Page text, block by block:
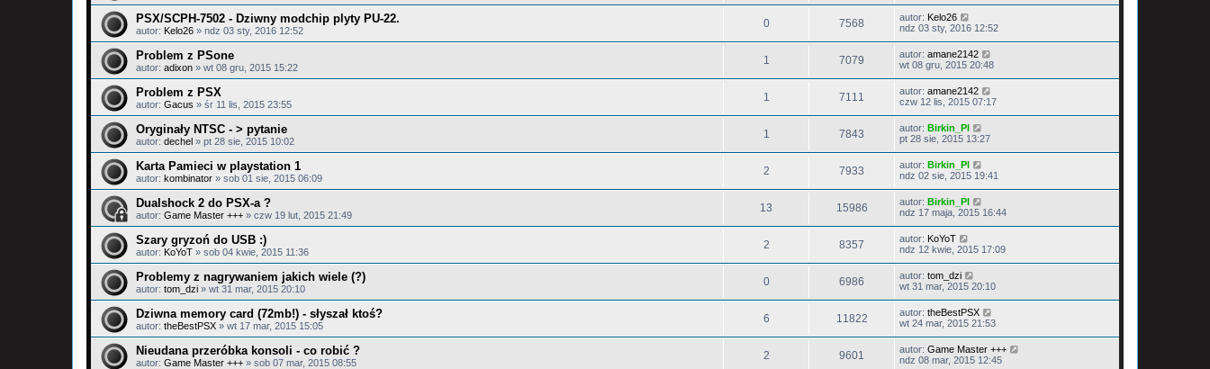
PSX/SCPH-7502 - Dziwny modchip plyty PU-22.
autor: Kelo26 » ndz 03 sty, 2016 12:52
0 7568 autor: Kelo26
ndz 03 sty, 2016 12:52
Problem z PSone
autor: adixon » wt 08 gru, 2015 15:22
1 7079 autor: amane2142
wt 08 gru, 2015 20:48
Problem z PSX
autor: Gacus » śr 11 lis, 2015 23:55
1 7111 autor: amane2142
czw 12 lis, 2015 07:17
Oryginały NTSC - > pytanie
autor: dechel » pt 28 sie, 2015 10:02
1 7843 autor: Birkin_Pl
pt 28 sie, 2015 13:27
Karta Pamieci w playstation 1
autor: kombinator » sob 01 sie, 2015 06:09
2 7933 autor: Birkin_Pl
ndz 02 sie, 2015 19:41
Dualshock 2 do PSX-a ?
autor: Game Master +++ » czw 19 lut, 2015 21:49
13 15986 autor: Birkin_Pl
ndz 17 maja, 2015 16:44
Szary gryzoń do USB :)
autor: KoYoT » sob 04 kwie, 2015 11:36
2 8357 autor: KoYoT
ndz 12 kwie, 2015 17:09
Problemy z nagrywaniem jakich wiele (?)
autor: tom_dzi » wt 31 mar, 2015 20:10
0 6986 autor: tom_dzi
wt 31 mar, 2015 20:10
Dziwna memory card (72mb!) - słyszał ktoś?
autor: theBestPSX » wt 17 mar, 2015 15:05
6 11822 autor: theBestPSX
wt 24 mar, 2015 21:53
Nieudana przeróbka konsoli - co robić ?
autor: Game Master +++ » sob 07 mar, 2015 08:55
2 9601 autor: Game Master +++
ndz 08 mar, 2015 12:45